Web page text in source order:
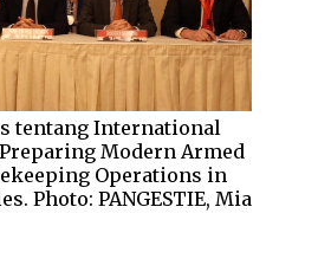
tentang International
Modern Armed
Operations in
Photo: PANGESTIE, Mia